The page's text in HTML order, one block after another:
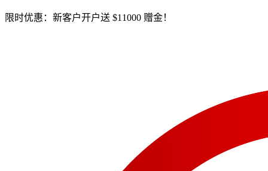
限时优惠：新客户开户送 $11000 赠金！